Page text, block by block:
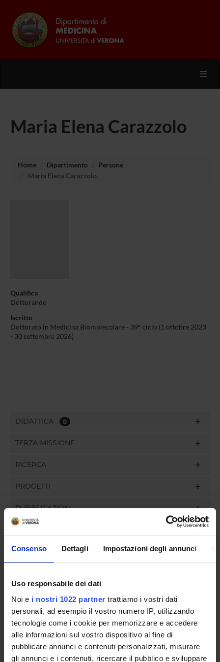
Consenso Dettagli Impostazioni degli annunci
Uso responsabile dei dati
Noi e i nostri 1022 partner trattiamo i vostri dati
personali, ad esempio il vostro numero IP, utilizzando
tecnologie come i cookie per memorizzare e accedere
alle informazioni sul vostro dispositivo al fine di
pubblicare annunci e contenuti personalizzati, misurare
gli annunci e i contenuti, ricercare il pubblico e sviluppare
Maria Elena Carazzolo
Home Dipartimento
Persone
Maria Elena Carazzolo
Qualifica
Dottorando
Iscritto
Dottorato in Medicina Biomolecolare - 39° ciclo (1 ottobre 2023
- 30 settembre 2026)
DIDATTICA 0
TERZA MISSIONE
RICERCA
PROGETTI
PUBBLICAZIONI
ORGANIZZAZIONE
GOVERNANCE
COMMISSIONI
UFFICI E STRUTTURE DI SERVIZIO